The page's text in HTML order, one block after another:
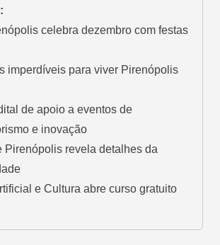
celebra dezembro com festas
imperdíveis para viver Pirenópolis
de apoio a eventos de
e inovação
Pirenópolis revela detalhes da
e Cultura abre curso gratuito